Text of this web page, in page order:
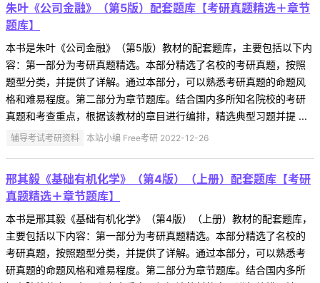
朱叶《公司金融》（第5版）配套题库【考研真题精选＋章节
题库】
本书是朱叶《公司金融》（第5版）教材的配套题库，主要包括以下内
容：第一部分为考研真题精选。本部分精选了名校的考研真题，按照
题型分类，并提供了详解。通过本部分，可以熟悉考研真题的命题风
格和难易程度。第二部分为章节题库。结合国内多所知名院校的考研
真题和考查重点，根据该教材的章目进行编排，精选典型习题并提 ...
辅导考试考研资料 本站小编 Free考研 2022-12-26
邢其毅《基础有机化学》（第4版）（上册）配套题库【考研
真题精选＋章节题库】
本书是邢其毅《基础有机化学》（第4版）（上册）教材的配套题库，
主要包括以下内容：第一部分为考研真题精选。本部分精选了名校的
考研真题，按照题型分类，并提供了详解。通过本部分，可以熟悉考
研真题的命题风格和难易程度。第二部分为章节题库。结合国内多所